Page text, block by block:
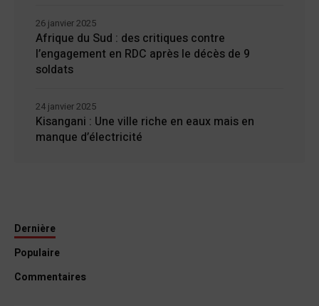
Afrique du Sud : des critiques contre
l’engagement en RDC après le décès de 9
soldats
26 janvier 2025
Kisangani : Une ville riche en eaux mais en
manque d’électricité
24 janvier 2025
Dernière
Populaire
Commentaires